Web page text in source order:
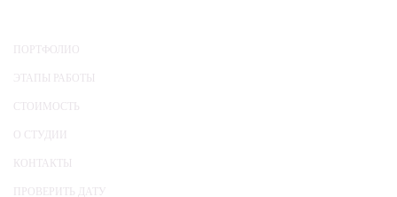
ПОРТФОЛИО
ЭТАПЫ РАБОТЫ
СТОИМОСТЬ
О СТУДИИ
КОНТАКТЫ
ПРОВЕРИТЬ ДАТУ